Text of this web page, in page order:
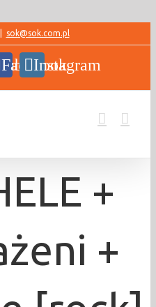
sok@sok.com.pl
FacebookInstagram
+
+